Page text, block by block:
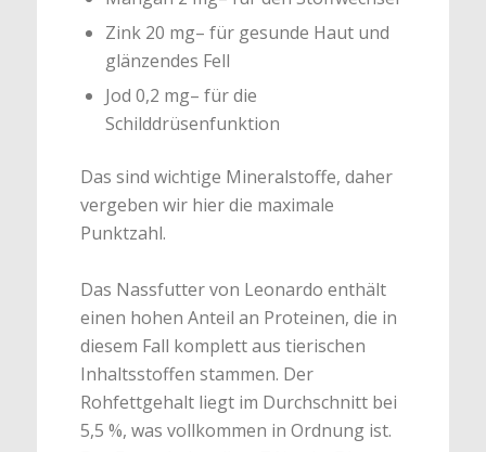
Zink 20 mg– für gesunde Haut und
glänzendes Fell
Jod 0,2 mg– für die
Schilddrüsenfunktion
Das sind wichtige Mineralstoffe, daher
vergeben wir hier die maximale
Punktzahl.
Das Nassfutter von Leonardo enthält
einen hohen Anteil an Proteinen, die in
diesem Fall komplett aus tierischen
Inhaltsstoffen stammen. Der
Rohfettgehalt liegt im Durchschnitt bei
5,5 %, was vollkommen in Ordnung ist.